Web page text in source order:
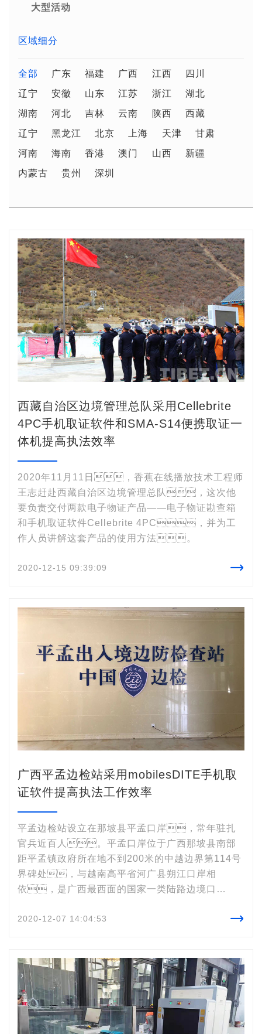
大型活动
区域细分
全部 广东 福建 广西 江西
四川
辽宁
安徽 山东 江苏 浙江
湖北
湖南
河北 吉林 云南 陕西
西藏
辽宁
黑龙江 北京 上海 天津
甘肃
河南
海南 香港 澳门 山西
新疆
内蒙古
贵州 深圳
西藏自治区边境管理总队采用Cellebrite
4PC手机取证软件和SMA-S14便携取证一
体机提高执法效率
2020年11月11日，香蕉在线播放技术工程师
王志赶赴西藏自治区边境管理总队，这次他
要负责交付两款电子物证产品——电子物证勘查箱
和手机取证软件Cellebrite 4PC，并为工
作人员讲解这套产品的使用方法。
2020-12-15 09:39:09 
广西平孟边检站采用mobilesDITE手机取
证软件提高执法工作效率
平孟边检站设立在那坡县平孟口岸，常年驻扎
官兵近百人。平孟口岸位于广西那坡县南部
距平孟镇政府所在地不到200米的中越边界第114号
界碑处，与越南高平省河广县朔江口岸相
依，是广西最西面的国家一类陆路边境口
2020-12-07 14:04:53 